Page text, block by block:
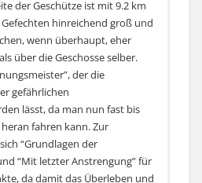
wenn die Türme der deutschen
schneller drehen als die der
noch lange kein Grund auf
denn schneller ist hier
der Spezialität der deutschen
Sekunde weniger das
ist es ärgerlich, wenn
der Geschütze verliert,
schnell genug auf das Ziel
dazu ist aber “Manuelles
da die
mit den Torpedos und
der Tirpitz erstaunlich
man es schafft so nahe
haben die Sekundärgeschütze
von denen der
sind es starke Waffen, die zu
daher stützen sollte.
auch, stellen
der Geschütze ist mit 9.2 km
hinreichend groß und
wenn überhaupt, eher
über die Geschosse selber.
der die
gefährlichen
lässt, da man nun fast bis
fahren kann. Zur
“Grundlagen der
“Mit letzter Anstrengung” für
da damit das Überleben und